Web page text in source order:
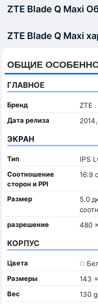
ZTE Blade Q Maxi
ZTE Blade Q Maxi
ОБЩИЕ
ГЛАВНОЕ
Бренд ZTE
Дата релиза
ЭКРАН
Тип
IPS
Соотношение
сторон и PPI
16:9
Размер 5.0
разрешение
480
КОРПУС
Цвета
Размеры
143
Вес
130